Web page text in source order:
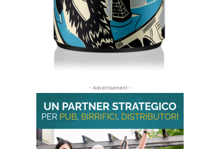
- Advertisement -